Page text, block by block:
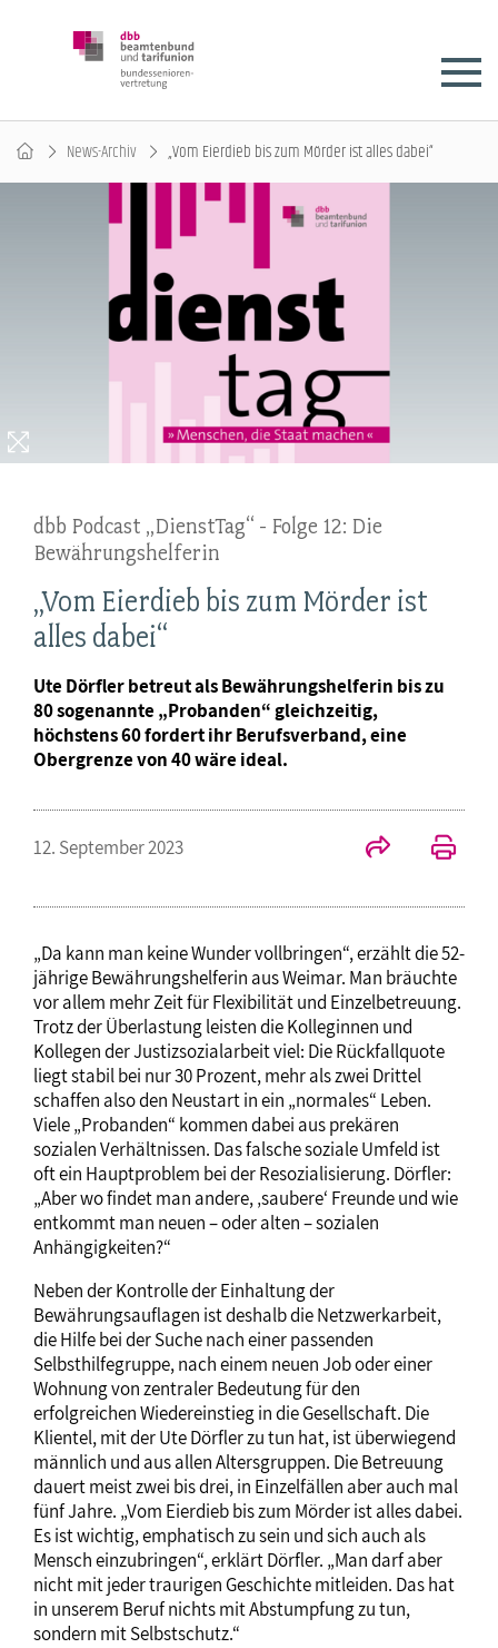
News-Archiv „Vom Eierdieb bis zum Mörder ist alles dabei“
dbb Podcast „DienstTag“ - Folge 12: Die
Bewährungshelferin
„Vom Eierdieb bis zum Mörder ist
alles dabei“
Ute Dörfler betreut als Bewährungshelferin bis zu
80 sogenannte „Probanden“ gleichzeitig,
höchstens 60 fordert ihr Berufsverband, eine
Obergrenze von 40 wäre ideal.
12. September 2023
„Da kann man keine Wunder vollbringen“, erzählt die 52-
jährige Bewährungshelferin aus Weimar. Man bräuchte
vor allem mehr Zeit für Flexibilität und Einzelbetreuung.
Trotz der Überlastung leisten die Kolleginnen und
Kollegen der Justizsozialarbeit viel: Die Rückfallquote
liegt stabil bei nur 30 Prozent, mehr als zwei Drittel
schaffen also den Neustart in ein „normales“ Leben.
Viele „Probanden“ kommen dabei aus prekären
sozialen Verhältnissen. Das falsche soziale Umfeld ist
oft ein Hauptproblem bei der Resozialisierung. Dörfler:
„Aber wo findet man andere, ‚saubere‘ Freunde und wie
entkommt man neuen – oder alten – sozialen
Anhängigkeiten?“
Neben der Kontrolle der Einhaltung der
Bewährungsauflagen ist deshalb die Netzwerkarbeit,
die Hilfe bei der Suche nach einer passenden
Selbsthilfegruppe, nach einem neuen Job oder einer
Wohnung von zentraler Bedeutung für den
erfolgreichen Wiedereinstieg in die Gesellschaft. Die
Klientel, mit der Ute Dörfler zu tun hat, ist überwiegend
männlich und aus allen Altersgruppen. Die Betreuung
dauert meist zwei bis drei, in Einzelfällen aber auch mal
fünf Jahre. „Vom Eierdieb bis zum Mörder ist alles dabei.
Es ist wichtig, emphatisch zu sein und sich auch als
Mensch einzubringen“, erklärt Dörfler. „Man darf aber
nicht mit jeder traurigen Geschichte mitleiden. Das hat
in unserem Beruf nichts mit Abstumpfung zu tun,
sondern mit Selbstschutz.“